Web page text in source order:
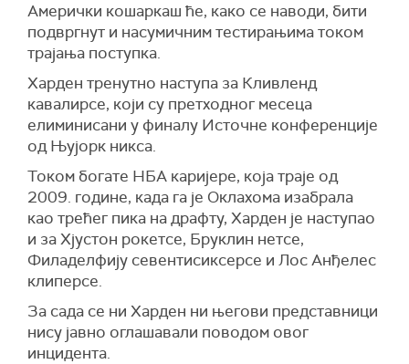
Амерички кошаркаш ће, како се наводи, бити
подвргнут и насумичним тестирањима током
трајања поступка.
Харден тренутно наступа за Кливленд
кавалирсе, који су претходног месеца
елиминисани у финалу Источне конференције
од Њујорк никса.
Током богате НБА каријере, која траје од
2009. године, када га је Оклахома изабрала
као трећег пика на драфту, Харден је наступао
и за Хјустон рокетсе, Бруклин нетсе,
Филаделфију севентисиксерсе и Лос Анђелес
клиперсе.
За сада се ни Харден ни његови представници
нису јавно оглашавали поводом овог
инцидента.